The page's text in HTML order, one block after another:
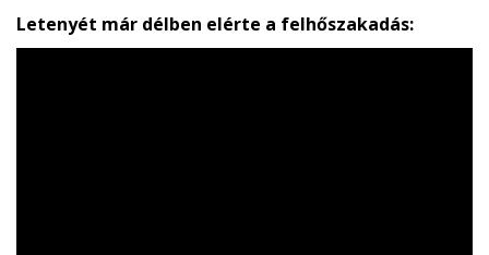
Letenyét már délben elérte a felhőszakadás: